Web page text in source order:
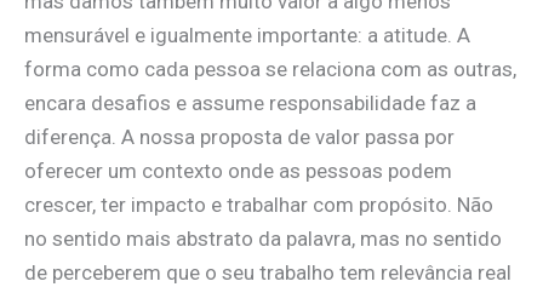
mensurável e igualmente importante: a atitude. A
forma como cada pessoa se relaciona com as outras,
encara desafios e assume responsabilidade faz a
diferença. A nossa proposta de valor passa por
oferecer um contexto onde as pessoas podem
crescer, ter impacto e trabalhar com propósito. Não
no sentido mais abstrato da palavra, mas no sentido
de perceberem que o seu trabalho tem relevância real